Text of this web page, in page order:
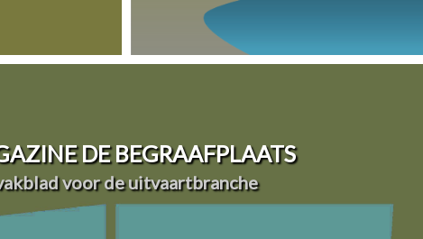
DE BEGRAAFPLAATS
voor de uitvaartbranche